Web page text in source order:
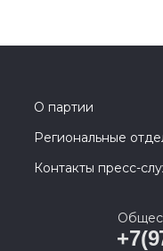
О партии
Региональные
Контакты пресс-